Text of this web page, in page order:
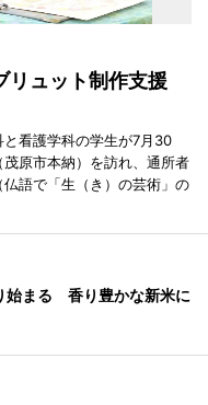
リュット制作支援
看護学科の学生が7月30
原市本納）を訪れ、通所者
語で「生（き）の芸術」の
始まる 香り豊かな新米に